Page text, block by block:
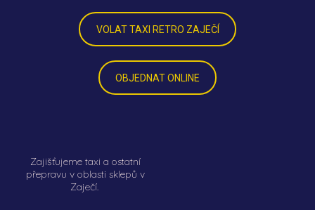
VOLAT TAXI RETRO ZAJEČÍ
OBJEDNAT ONLINE
Zajišťujeme taxi a ostatní
přepravu v oblasti sklepů v
Zaječí.